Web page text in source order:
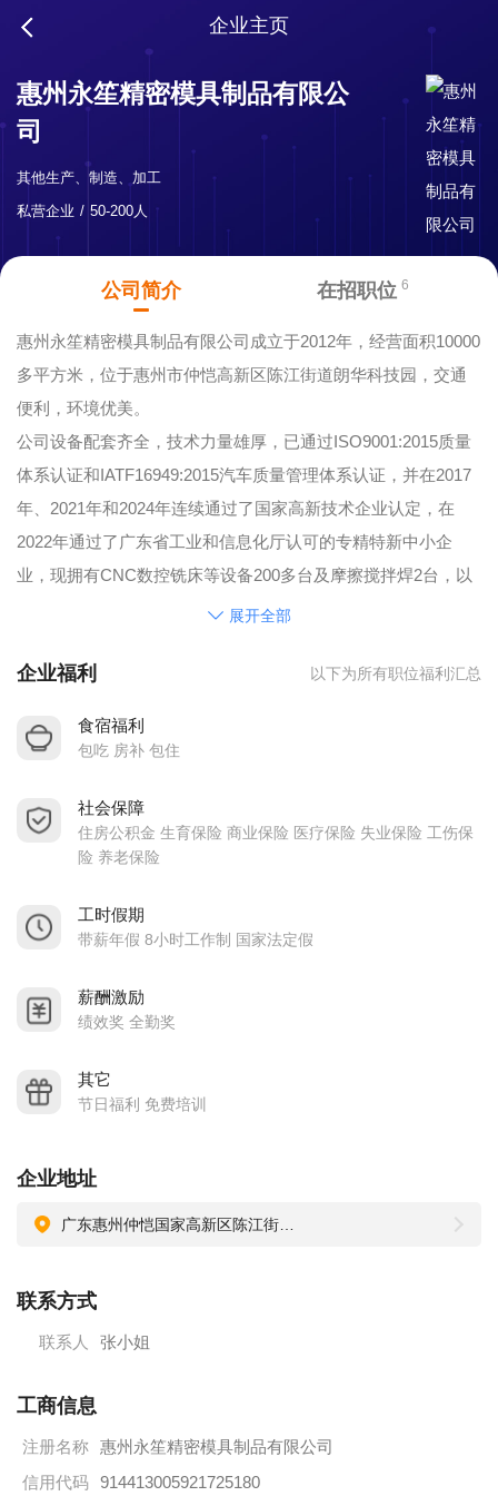
企业主页
惠州永笙精密模具制品有限公
司
其他生产、制造、加工
私营企业
50-200人
公司简介 在招职位 6
惠州永笙精密模具制品有限公司成立于2012年，经营面积10000
多平方米，位于惠州市仲恺高新区陈江街道朗华科技园，交通
便利，环境优美。
公司设备配套齐全，技术力量雄厚，已通过ISO9001:2015质量
体系认证和IATF16949:2015汽车质量管理体系认证，并在2017
年、2021年和2024年连续通过了国家高新技术企业认定，在
2022年通过了广东省工业和信息化厅认可的专精特新中小企
业，现拥有CNC数控铣床等设备200多台及摩擦搅拌焊2台，以
及辅助设备如车、铣、磨等全制程生产。在同行业中有着良好
公司制造的产品所服务的主要范围是通讯器材、新能源汽配、
冷配件、储能水冷配件、机械臂、数据中心机柜配件等。
展开全部
企业福利 以下为所有职位福利汇总
食宿福利
包吃 房补 包住
社会保障
住房公积金 生育保险 商业保险 医疗保险 失业保险 工伤保
险 养老保险
工时假期
带薪年假 8小时工作制 国家法定假
薪酬激励
绩效奖 全勤奖
其它
节日福利 免费培训
企业地址
联系方式
联系人 张小姐
工商信息
注册名称 惠州永笙精密模具制品有限公司
信用代码 914413005921725180